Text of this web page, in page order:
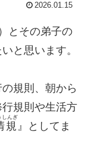
2026.01.15
とその弟子の
と思います。
規則、朝から
規則や生活方
規
しんぎ
』としてま